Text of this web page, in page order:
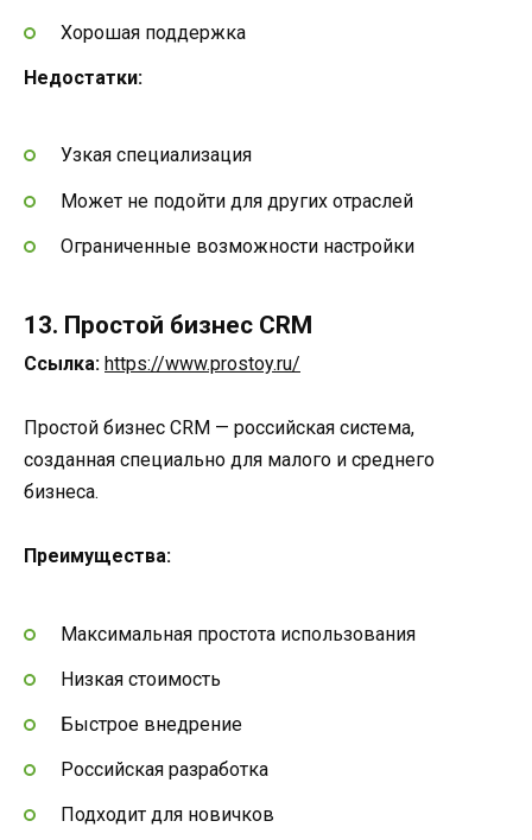
Хорошая поддержка
Недостатки:
Узкая специализация
Может не подойти для других отраслей
Ограниченные возможности настройки
13. Простой бизнес CRM
Ссылка: https://www.prostoy.ru/
Простой бизнес CRM — российская система,
созданная специально для малого и среднего
бизнеса.
Преимущества:
Максимальная простота использования
Низкая стоимость
Быстрое внедрение
Российская разработка
Подходит для новичков